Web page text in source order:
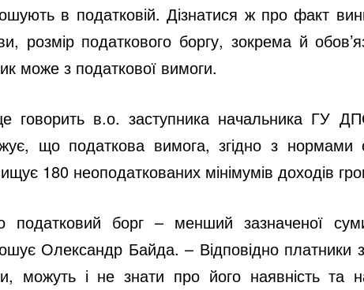
в податковій. Дізнатися ж про факт
розмір податкового боргу, зокрема й
може з податкової вимоги.
говорить в.о. заступника начальника ГУ
що податкова вимога, згідно з
180 неоподаткованих мінімумів доходів
податковий борг – менший зазначеної
Олександр Байда. – Відповідно платники
можуть і не знати про його наявність та